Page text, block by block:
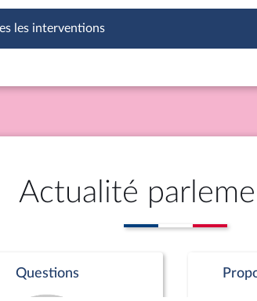
les interventions
Actualité
Questions